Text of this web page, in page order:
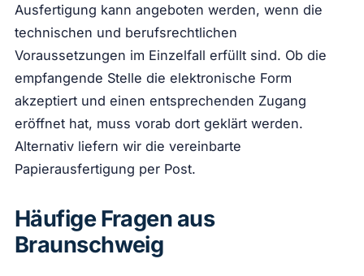
Ausfertigung kann angeboten werden, wenn die
technischen und berufsrechtlichen
Voraussetzungen im Einzelfall erfüllt sind. Ob die
empfangende Stelle die elektronische Form
akzeptiert und einen entsprechenden Zugang
eröffnet hat, muss vorab dort geklärt werden.
Alternativ liefern wir die vereinbarte
Papierausfertigung per Post.
Häufige Fragen aus
Braunschweig